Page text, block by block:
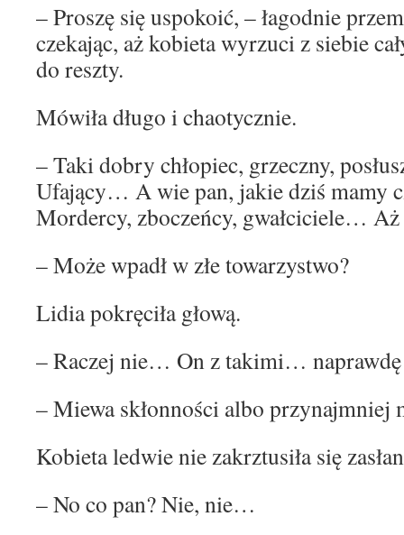
– Proszę się uspokoić, – łagodnie
czekając, aż kobieta wyrzuci z siebie
do reszty.
Mówiła długo i chaotycznie.
– Taki dobry chłopiec, grzeczny,
Ufający… A wie pan, jakie dziś mamy
Mordercy, zboczeńcy, gwałciciele…
– Może wpadł w złe towarzystwo?
Lidia pokręciła głową.
– Raczej nie… On z takimi… naprawdę
– Miewa skłonności albo przynajmniej
Kobieta ledwie nie zakrztusiła się
– No co pan? Nie, nie…